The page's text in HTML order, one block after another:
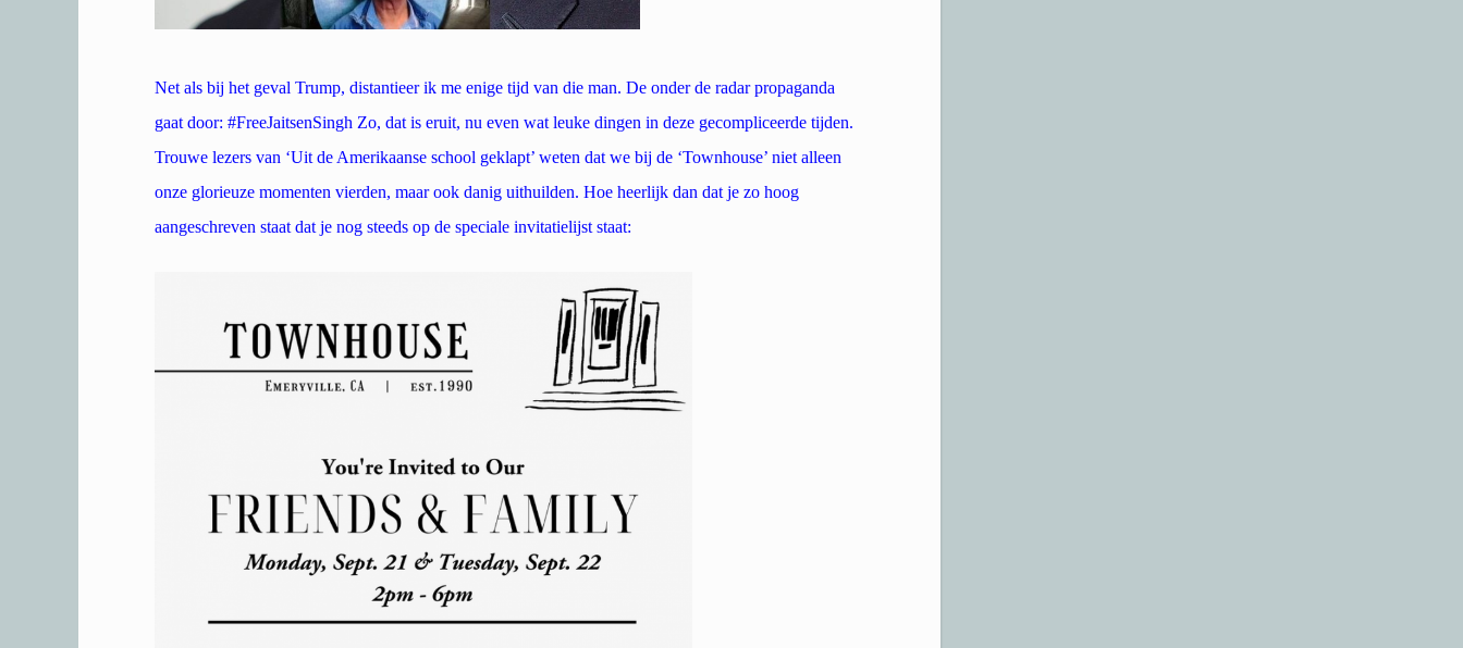
Net als bij het geval Trump, distantieer ik me enige tijd van die man. De onder de radar propaganda
gaat door: #FreeJaitsenSingh Zo, dat is eruit, nu even wat leuke dingen in deze gecompliceerde tijden.
Trouwe lezers van ‘Uit de Amerikaanse school geklapt’ weten dat we bij de ‘Townhouse’ niet alleen
onze glorieuze momenten vierden, maar ook danig uithuilden. Hoe heerlijk dan dat je zo hoog
aangeschreven staat dat je nog steeds op de speciale invitatielijst staat: